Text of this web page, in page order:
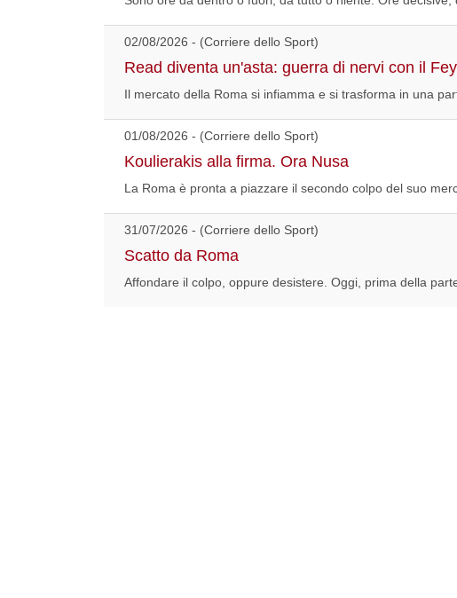
02/08/2026 - (Corriere dello Sport)
Read diventa un'asta: guerra di nervi con il
Il mercato della Roma si infiamma e si trasforma in una
01/08/2026 - (Corriere dello Sport)
Koulierakis alla firma. Ora Nusa
La Roma è pronta a piazzare il secondo colpo del suo
31/07/2026 - (Corriere dello Sport)
Scatto da Roma
Affondare il colpo, oppure desistere. Oggi, prima della